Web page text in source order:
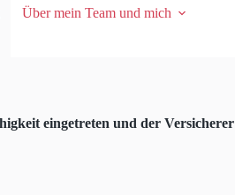
Über mein Team und mich
eingetreten und der Versicherer